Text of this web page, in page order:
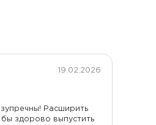
19.02.2026
Расширить
здорово выпустить